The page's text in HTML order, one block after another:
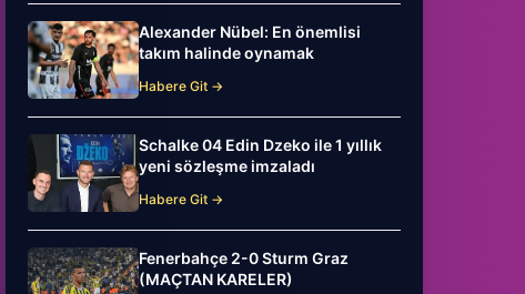
Alexander Nübel: En önemlisi
takım halinde oynamak
Habere Git →
Schalke 04 Edin Dzeko ile 1 yıllık
yeni sözleşme imzaladı
Habere Git →
Fenerbahçe 2-0 Sturm Graz
(MAÇTAN KARELER)